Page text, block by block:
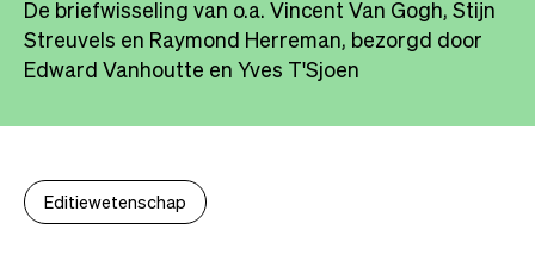
De briefwisseling van o.a. Vincent Van Gogh, Stijn
Streuvels en Raymond Herreman, bezorgd door
Edward Vanhoutte en Yves T'Sjoen
Editiewetenschap